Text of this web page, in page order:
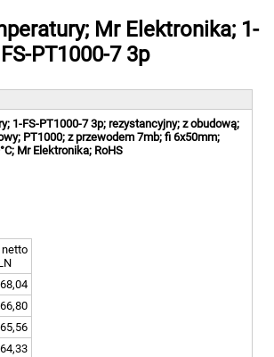
Mr Elektronika; 1-
FS-PT1000-7 3p
1-FS-PT1000-7 3p; rezystancyjny; z obudową;
PT1000; z przewodem 7mb; fi 6x50mm;
Mr Elektronika; RoHS
netto
68,04
66,80
65,56
64,33